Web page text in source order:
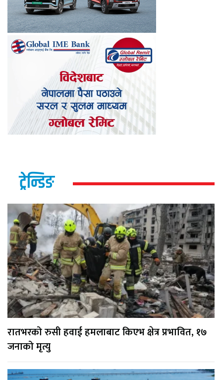
ट्रेन्डिङ
रातभरको रुसी हवाई हमलाबाट किएभ क्षेत्र प्रभावित, १७
जनाको मृत्यु